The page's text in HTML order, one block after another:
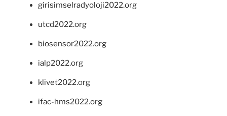
girisimselradyoloji2022.org
utcd2022.org
biosensor2022.org
ialp2022.org
klivet2022.org
ifac-hms2022.org